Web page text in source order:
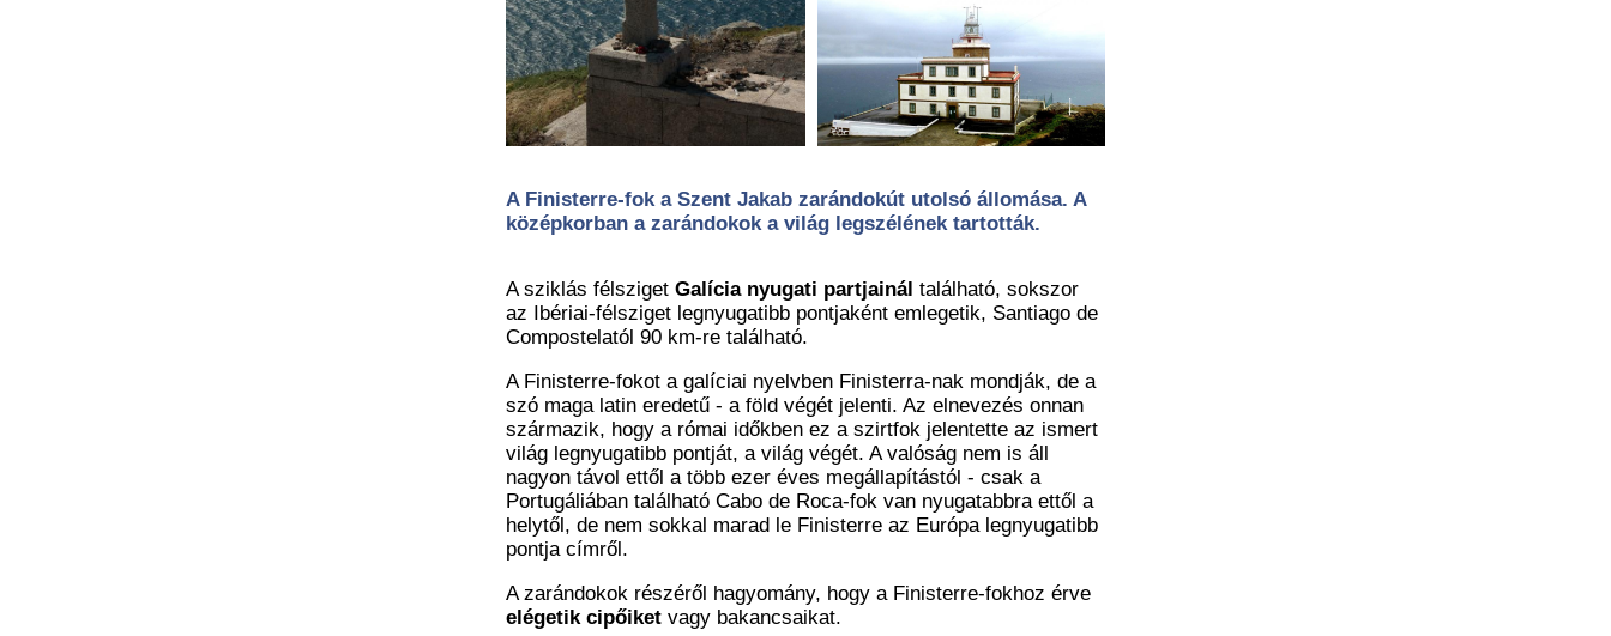
A Finisterre-fok a Szent Jakab zarándokút utolsó állomása. A
középkorban a zarándokok a világ legszélének tartották.
A sziklás félsziget Galícia nyugati partjainál található, sokszor
az Ibériai-félsziget legnyugatibb pontjaként emlegetik, Santiago de
Compostelatól 90 km-re található.
A Finisterre-fokot a galíciai nyelvben Finisterra-nak mondják, de a
szó maga latin eredetű - a föld végét jelenti. Az elnevezés onnan
származik, hogy a római időkben ez a szirtfok jelentette az ismert
világ legnyugatibb pontját, a világ végét. A valóság nem is áll
nagyon távol ettől a több ezer éves megállapítástól - csak a
Portugáliában található Cabo de Roca-fok van nyugatabbra ettől a
helytől, de nem sokkal marad le Finisterre az Európa legnyugatibb
pontja címről.
A zarándokok részéről hagyomány, hogy a Finisterre-fokhoz érve
elégetik cipőiket vagy bakancsaikat.